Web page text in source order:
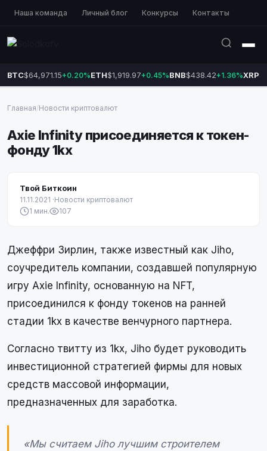
Наша команда Личный блог Конкурсы Контакты
BTC$64,971.15+0.20%ETH$1,919.97+0.45%BNB$438.42+1.36%XRP
Главная/Новости криптовалют
Axie Infinity присоединяется к токен-
фонду 1kx
Твой Биткоин
11.11.2021 ·Новости криптовалют
1 мин.
107
Джеффри Зирлин, также известный как Jiho,
соучредитель компании, создавшей популярную
игру Axie Infinity, основанную на NFT,
присоединился к фонду токенов на ранней
стадии 1kx в качестве венчурного партнера.
Согласно твитту из 1kx, Jiho будет руководить
инвестиционной стратегией фирмы для новых
средств массовой информации,
предназначенных для заработка.
«Мы считаем Jiho лучшим строителем